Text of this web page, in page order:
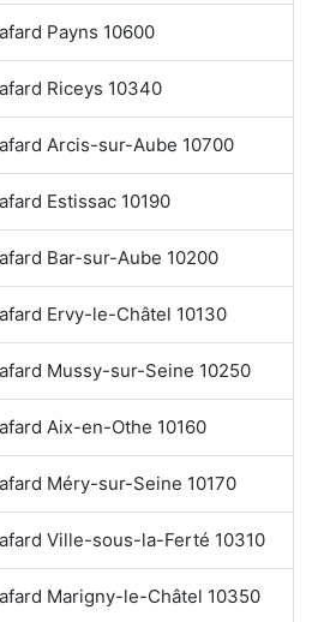
Payns 10600
Riceys 10340
Arcis-sur-Aube 10700
Estissac 10190
Bar-sur-Aube 10200
Ervy-le-Châtel 10130
Mussy-sur-Seine 10250
Aix-en-Othe 10160
Méry-sur-Seine 10170
Ville-sous-la-Ferté 10310
Marigny-le-Châtel 10350